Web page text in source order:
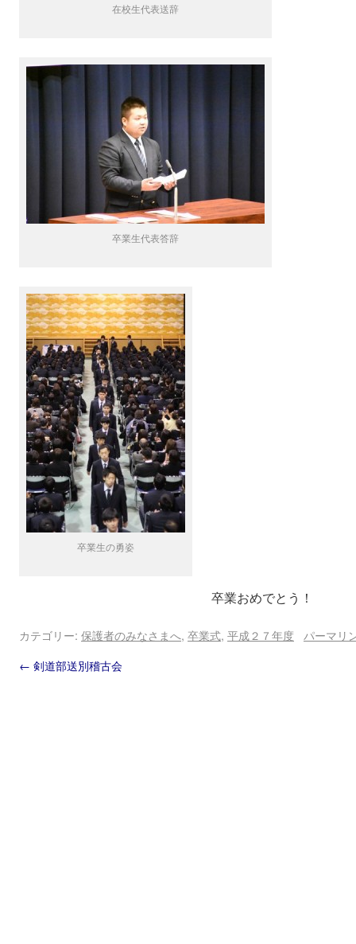
在校生代表送辞
卒業生代表答辞
卒業生の勇姿
卒業おめでとう！
カテゴリー: 保護者のみなさまへ, 卒業式, 平成２７年度
パーマリ
← 剣道部送別稽古会